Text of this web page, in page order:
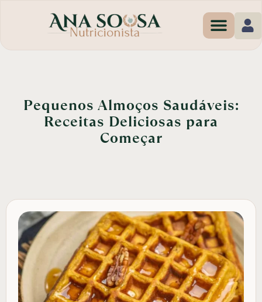
Pequenos Almoços Saudáveis:
Receitas Deliciosas para
Começar